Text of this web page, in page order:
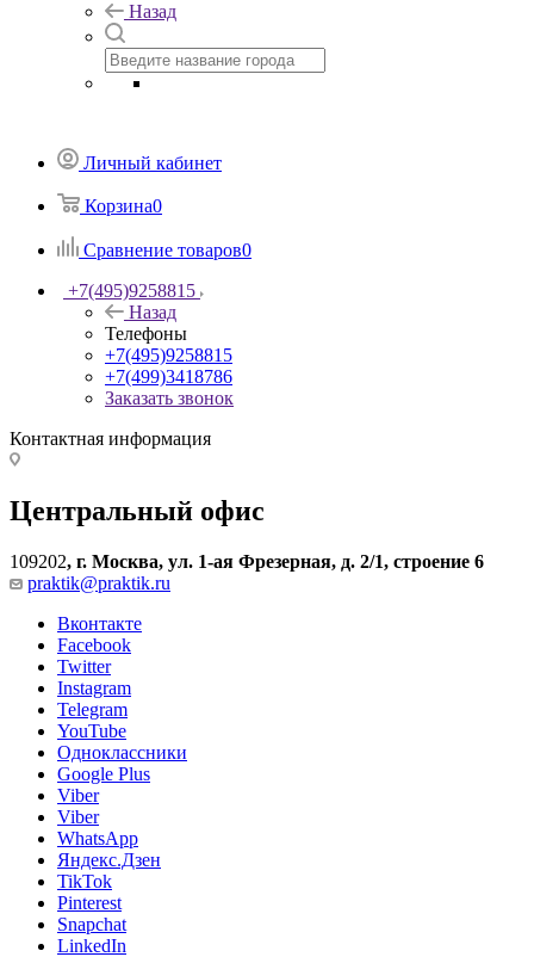
Назад
Личный кабинет
Корзина0
Сравнение товаров0
+7(495)9258815
Назад
Телефоны
+7(495)9258815
+7(499)3418786
Заказать звонок
Контактная информация
Центральный офис
109202, г. Москва, ул. 1-ая Фрезерная, д. 2/1, строение 6
praktik@praktik.ru
Вконтакте
Facebook
Twitter
Instagram
Telegram
YouTube
Одноклассники
Google Plus
Viber
Viber
WhatsApp
Яндекс.Дзен
TikTok
Pinterest
Snapchat
LinkedIn